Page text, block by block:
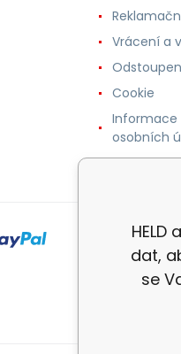
Vrácení a
Cookie
Informace
osobních
dat,
se